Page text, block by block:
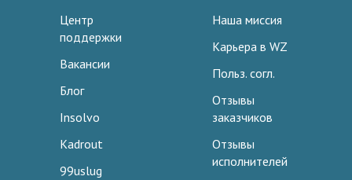
Центр
поддержки
Вакансии
Блог
Insolvo
Kadrout
99uslug
Наша миссия
Карьера в WZ
Польз. согл.
Отзывы
заказчиков
Отзывы
исполнителей